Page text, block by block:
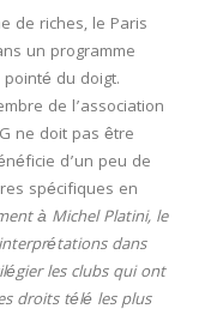
de riches, le Paris
un programme
du doigt.
de l’association
ne doit pas être
d’un peu de
spécifiques en
à Michel Platini, le
dans
les clubs qui ont
droits télé les plus